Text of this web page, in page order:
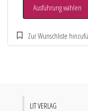
Ausführung wählen
LIT VERLAG